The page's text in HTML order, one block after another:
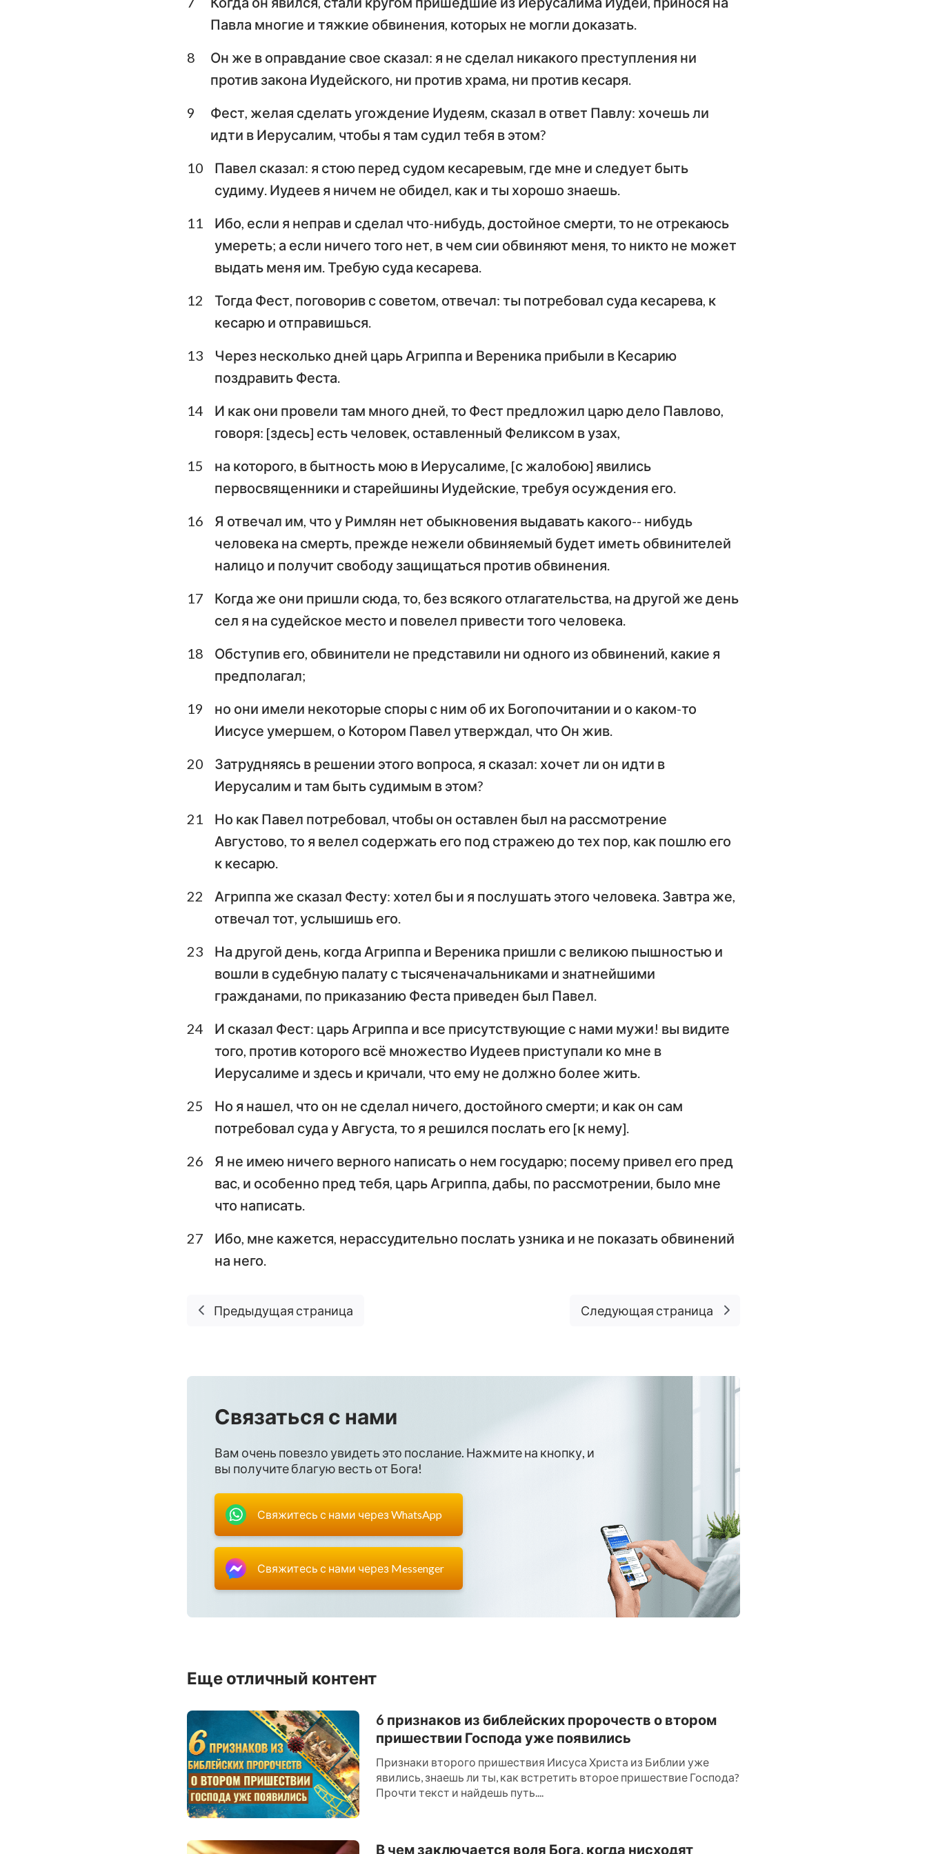
Плач Иеремии Иезекииль
Даниил Осия
Иоиль Амос
Авдия Иона
Михей
Аввакум Софония
Тимофею
Тимофею
Послание к Титу
Филимону
Послание к Евреям Послание Иакова
Первое послание
Петра
Второе послание
Первое послание
Второе послание
Иоанна
Послание Иуды
Богослова
Павла многие и тяжкие обвинения, которых не могли доказать.
8
Он же в оправдание свое сказал: я не сделал никакого преступления ни
против закона Иудейского, ни против храма, ни против кесаря.
9
Фест, желая сделать угождение Иудеям, сказал в ответ Павлу: хочешь ли
идти в Иерусалим, чтобы я там судил тебя в этом?
10
Павел сказал: я стою перед судом кесаревым, где мне и следует быть
судиму. Иудеев я ничем не обидел, как и ты хорошо знаешь.
11
Ибо, если я неправ и сделал что-нибудь, достойное смерти, то не отрекаюсь
умереть; а если ничего того нет, в чем сии обвиняют меня, то никто не может
выдать меня им. Требую суда кесарева.
12
Тогда Фест, поговорив с советом, отвечал: ты потребовал суда кесарева, к
кесарю и отправишься.
13
Через несколько дней царь Агриппа и Вереника прибыли в Кесарию
поздравить Феста.
14
И как они провели там много дней, то Фест предложил царю дело Павлово,
говоря: [здесь] есть человек, оставленный Феликсом в узах,
15
на которого, в бытность мою в Иерусалиме, [с жалобою] явились
первосвященники и старейшины Иудейские, требуя осуждения его.
16
Я отвечал им, что у Римлян нет обыкновения выдавать какого-- нибудь
человека на смерть, прежде нежели обвиняемый будет иметь обвинителей
налицо и получит свободу защищаться против обвинения.
17
Когда же они пришли сюда, то, без всякого отлагательства, на другой же день
сел я на судейское место и повелел привести того человека.
18
Обступив его, обвинители не представили ни одного из обвинений, какие я
предполагал;
19
но они имели некоторые споры с ним об их Богопочитании и о каком-то
Иисусе умершем, о Котором Павел утверждал, что Он жив.
20
Затрудняясь в решении этого вопроса, я сказал: хочет ли он идти в
Иерусалим и там быть судимым в этом?
21
Но как Павел потребовал, чтобы он оставлен был на рассмотрение
Августово, то я велел содержать его под стражею до тех пор, как пошлю его
к кесарю.
22
Агриппа же сказал Фесту: хотел бы и я послушать этого человека. Завтра же,
отвечал тот, услышишь его.
23
На другой день, когда Агриппа и Вереника пришли с великою пышностью и
вошли в судебную палату с тысяченачальниками и знатнейшими
гражданами, по приказанию Феста приведен был Павел.
24
И сказал Фест: царь Агриппа и все присутствующие с нами мужи! вы видите
того, против которого всё множество Иудеев приступали ко мне в
Иерусалиме и здесь и кричали, что ему не должно более жить.
25
Но я нашел, что он не сделал ничего, достойного смерти; и как он сам
потребовал суда у Августа, то я решился послать его [к нему].
26
Я не имею ничего верного написать о нем государю; посему привел его пред
вас, и особенно пред тебя, царь Агриппа, дабы, по рассмотрении, было мне
что написать.
27
Ибо, мне кажется, нерассудительно послать узника и не показать обвинений
на него.
Предыдущая страница Следующая страница
Связаться с нами
Вам очень повезло увидеть это послание. Нажмите на кнопку, и
вы получите благую весть от Бога!
Свяжитесь с нами через WhatsApp
Свяжитесь с нами через Messenger
Еще отличный контент
6 признаков из библейских пророчеств о втором
пришествии Господа уже появились
Признаки второго пришествия Иисуса Христа из Библии уже
явились, знаешь ли ты, как встретить второе пришествие Господа?
Прочти текст и найдешь путь....
В чем заключается воля Бога, когда нисходят